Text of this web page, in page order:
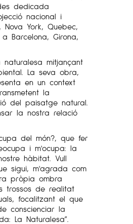
dedicada
nacional i
York, Quebec,
Barcelona, Girona,
mitjançant
La seva obra,
en un context
la
del paisatge natural.
la nostra relació
del món?, que fer
i m'ocupa: la
hàbitat. Vull
sigui, m'agrada com
pròpia ombra
trossos de realitat
focalitzant el que
conscienciar la
La Naturalesa”.